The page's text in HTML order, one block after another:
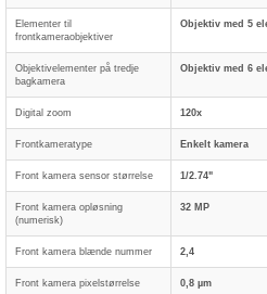
Elementer til
frontkameraobjektiver
Objektiv med 5
Objektivelementer på tredje
bagkamera
Objektiv med 6
Digital zoom 120x
Frontkameratype Enkelt kamera
Front kamera sensor størrelse 1/2.74"
Front kamera opløsning
(numerisk)
32 MP
Front kamera blænde nummer 2,4
Front kamera pixelstørrelse 0,8 µm